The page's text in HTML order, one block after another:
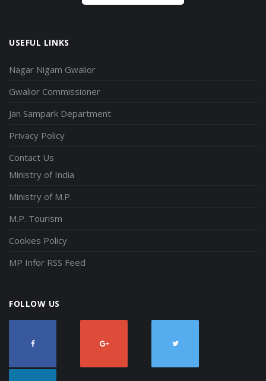
USEFUL LINKS
Nagar Nigam Gwalior
Gwalior Commissioner
Jan Sampark Department
Privacy Policy
Contact Us
Ministry of India
Ministry of M.P.
M.P. Tourism
Cookies Policy
MP Infor RSS Feed
FOLLOW US